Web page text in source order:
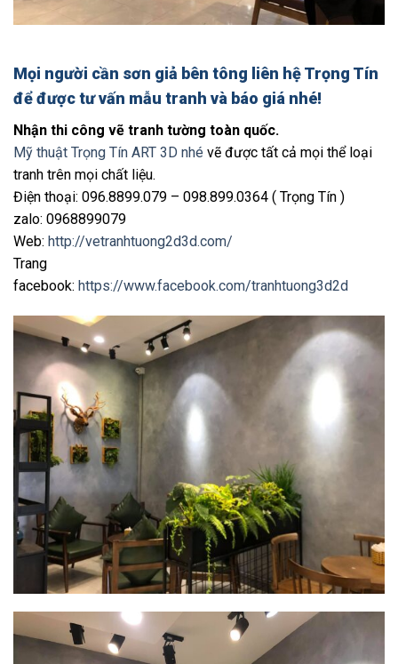
Mọi người cần sơn giả bên tông liên hệ Trọng Tín
để được tư vấn mẫu tranh và báo giá nhé!
Nhận thi công vẽ tranh tường toàn quốc.
Mỹ thuật Trọng Tín ART 3D nhé vẽ được tất cả mọi thể loại
tranh trên mọi chất liệu.
Điện thoại: 096.8899.079 – 098.899.0364 ( Trọng Tín )
zalo: 0968899079
Web: http://vetranhtuong2d3d.com/
Trang
facebook: https://www.facebook.com/tranhtuong3d2d